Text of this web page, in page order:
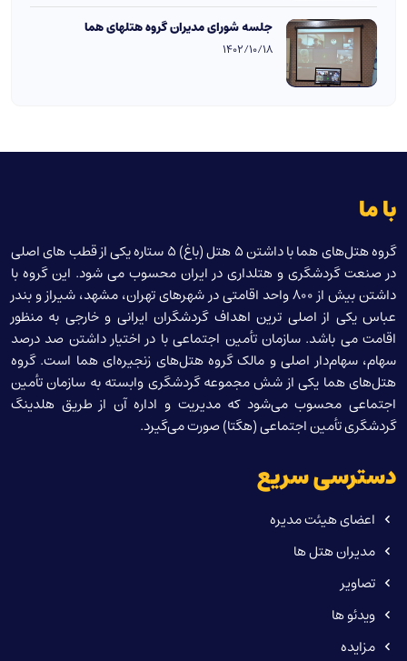
جلسه شورای مدیران گروه هتلهای هما
1402/10/18
با ما
گروه هتل‌های هما با داشتن 5 هتل (باغ) 5 ستاره یکی از قطب های اصلی
در صنعت گردشگری و هتلداری در ایران محسوب می شود. این گروه با
داشتن بیش از 800 واحد اقامتی در شهرهای تهران، مشهد، شیراز و بندر
عباس یکی از اصلی ترین اهداف گردشگران ایرانی و خارجی به منظور
اقامت می باشد. سازمان تأمین اجتماعی با در اختیار داشتن صد درصد
سهام، سهام‌دار اصلی و مالک گروه هتل‌های زنجیره‌ای هما است. گروه
هتل‌های هما یکی از شش مجموعه گردشگری وابسته به سازمان تأمین
اجتماعی محسوب می‌شود که مدیریت و اداره آن از طریق هلدینگ
گردشگری تأمین اجتماعی (هگتا) صورت می‌گیرد.
دسترسی سریع
اعضای هیئت مدیره
مدیران هتل ها
تصاویر
ویدئو ها
مزایده